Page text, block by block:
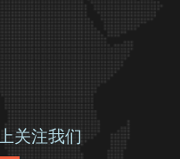
关注我们